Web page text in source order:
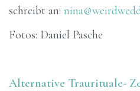
schreibt an:
Fotos: Daniel Pasche
Alternative Traurituale-